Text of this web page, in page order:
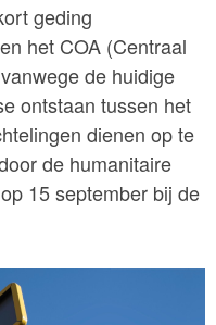
geding
het COA (Centraal
de huidige
ontstaan tussen het
dienen op te
de humanitaire
15 september bij de